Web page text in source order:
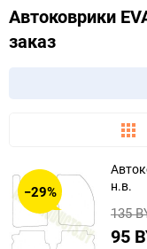
Автоковрики
заказ
−29%
н.в.
135
95